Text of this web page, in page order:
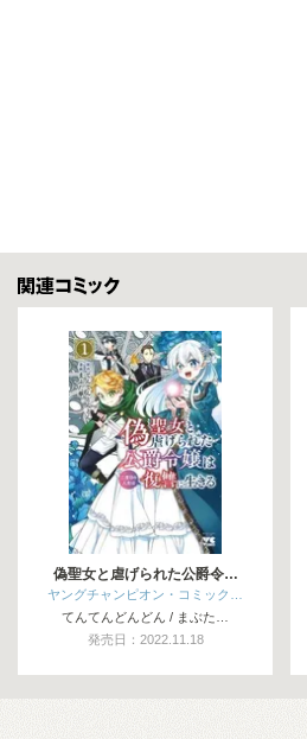
関連コミックス
偽聖女と虐げられた公爵令…
ヤングチャンピオン・コミック…
てんてんどんどん / まぶた…
発売日：2022.11.18